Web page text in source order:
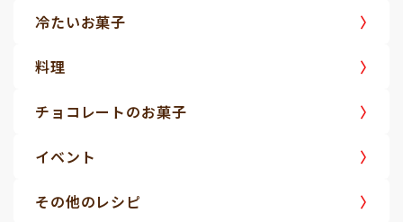
冷たいお菓子
料理
チョコレートのお菓子
イベント
その他のレシピ